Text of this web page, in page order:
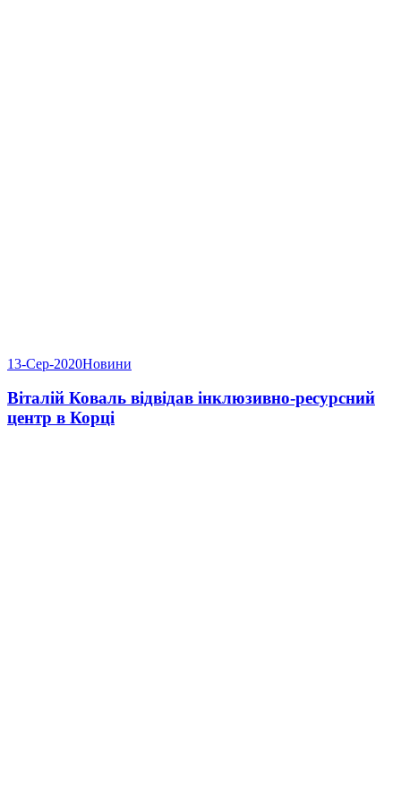
13-Сер-2020Новини
Віталій Коваль відвідав інклюзивно-ресурсний
центр в Корці